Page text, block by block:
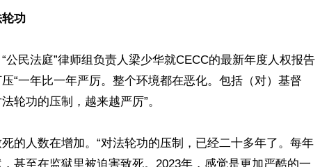
功
公民法庭”律师组负责人梁少华就CECC的最新年度人权报告
“一年比一年严厉。整个环境都在恶化。包括（对）基督
轮功的压制，越来越严厉”。
的人数在增加。“对法轮功的压制，已经二十多年了。每年
甚至在监狱里被迫害致死。2023年，感觉是更加严酷的一